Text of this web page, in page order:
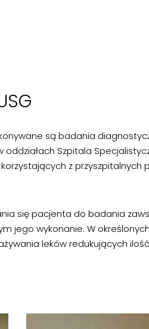
są badania
oddziałach Szpitala
z przyszpitalnych
się pacjenta do badania
jego wykonanie. W
leków redukujących